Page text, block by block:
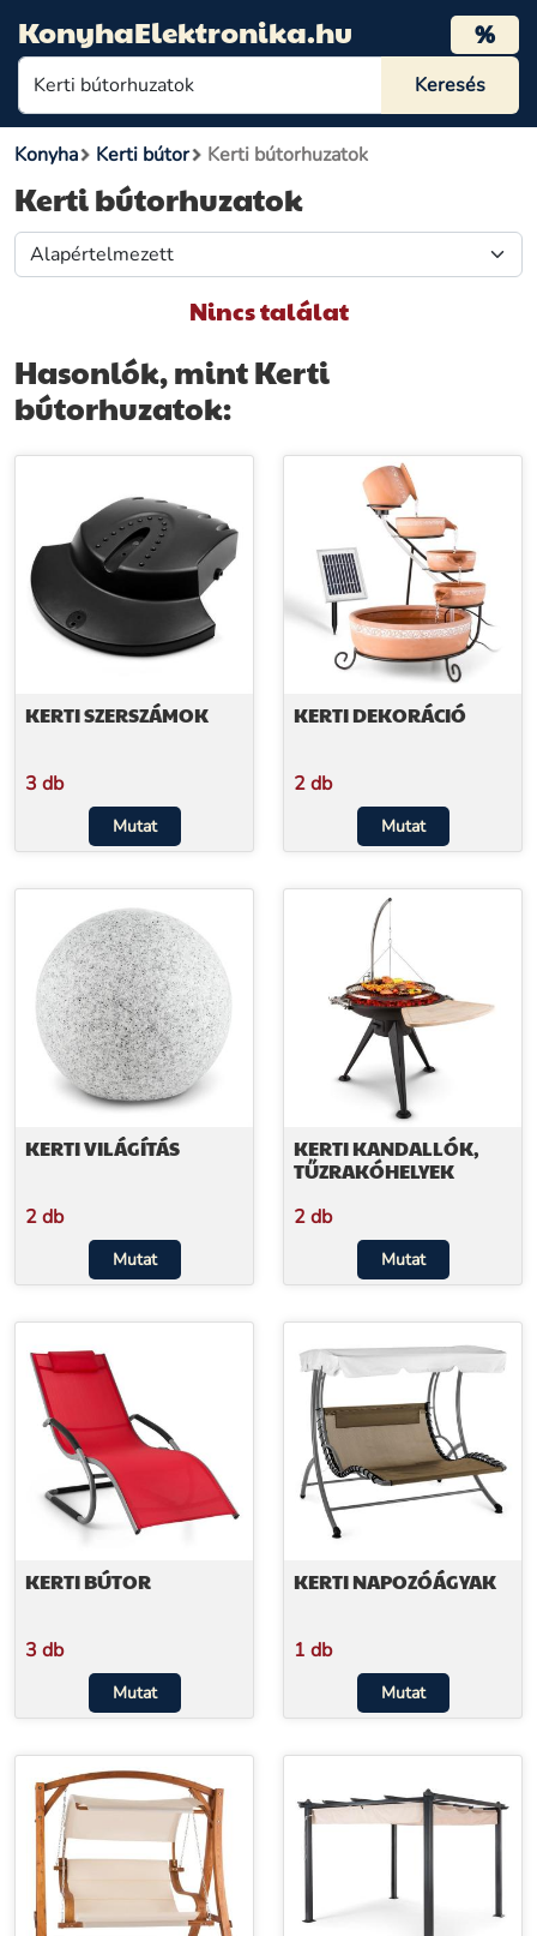
KonyhaElektronika.hu %
Konyha Kerti bútor Kerti bútorhuzatok
Kerti bútorhuzatok
Nincs találat
Hasonlók, mint Kerti
bútorhuzatok:
KERTI SZERSZÁMOK
3 db
Mutat
KERTI DEKORÁCIÓ
2 db
Mutat
KERTI VILÁGÍTÁS
2 db
Mutat
KERTI KANDALLÓK,
TŰZRAKÓHELYEK
2 db
Mutat
KERTI BÚTOR
3 db
Mutat
KERTI NAPOZÓÁGYAK
1 db
Mutat